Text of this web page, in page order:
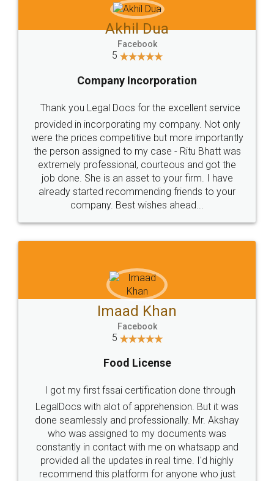
Akhil Dua
Facebook
5
Company Incorporation
Thank you Legal Docs for the excellent service
provided in incorporating my company. Not only
were the prices competitive but more importantly
the person assigned to my case - Ritu Bhatt was
extremely professional, courteous and got the
job done. She is an asset to your firm. I have
already started recommending friends to your
company. Best wishes ahead...
Imaad Khan
Facebook
5
Food License
I got my first fssai certification done through
LegalDocs with alot of apprehension. But it was
done seamlessly and professionally. Mr. Akshay
who was assigned to my documents was
constantly in contact with me on whatsapp and
provided all the updates in real time. I'd highly
recommend this platform for anyone who just